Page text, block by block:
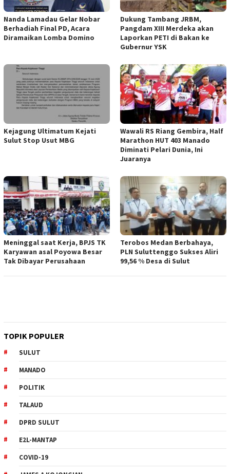
Nanda Lamadau Gelar Nobar
Berhadiah Final PD, Acara
Diramaikan Lomba Domino
Dukung Tambang JRBM,
Pangdam XIII Merdeka akan
Laporkan PETI di Bakan ke
Gubernur YSK
Kejagung Ultimatum Kejati
Sulut Stop Usut MBG
Wawali RS Riang Gembira, Half
Marathon HUT 403 Manado
Diminati Pelari Dunia, Ini
Juaranya
Meninggal saat Kerja, BPJS TK
Karyawan asal Poyowa Besar
Tak Dibayar Perusahaan
Terobos Medan Berbahaya,
PLN Suluttenggo Sukses Aliri
99,56 % Desa di Sulut
TOPIK POPULER
SULUT
MANADO
POLITIK
TALAUD
DPRD SULUT
E2L-MANTAP
COVID-19